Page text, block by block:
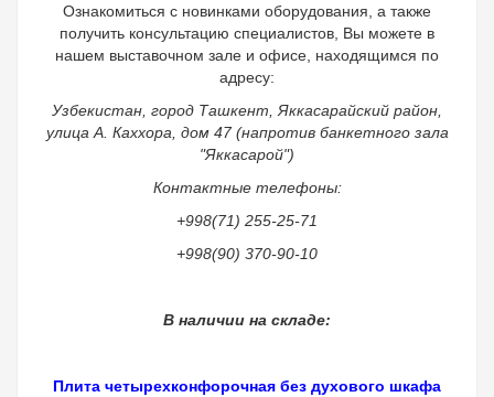
Ознакомиться с новинками оборудования, а также
получить консультацию специалистов, Вы можете в
нашем выставочном зале и офисе, находящимся по
адресу:
Узбекистан, город Ташкент, Яккасарайский район,
улица А. Каххора, дом 47 (напротив банкетного зала
"Яккасарой")
Контактные телефоны:
+998(71) 255-25-71
+998(90) 370-90-10
В наличии на складе:
Плита четырехконфорочная без духового шкафа